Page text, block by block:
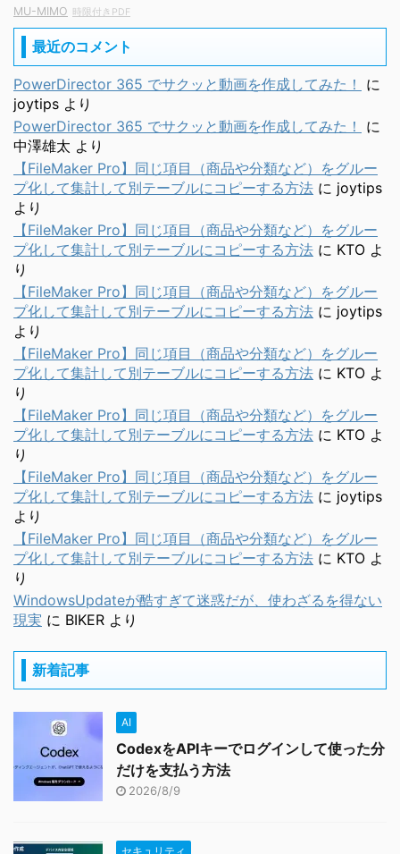
MU-MIMO 時限付きPDF
最近のコメント
PowerDirector 365 でサクッと動画を作成してみた！
に
joytips より
PowerDirector 365 でサクッと動画を作成してみた！
に
中澤雄太 より
【FileMaker Pro】同じ項目（商品や分類など）をグルー
プ化して集計して別テーブルにコピーする方法 に joytips
より
【FileMaker Pro】同じ項目（商品や分類など）をグルー
プ化して集計して別テーブルにコピーする方法 に KTO よ
り
【FileMaker Pro】同じ項目（商品や分類など）をグルー
プ化して集計して別テーブルにコピーする方法 に joytips
より
【FileMaker Pro】同じ項目（商品や分類など）をグルー
プ化して集計して別テーブルにコピーする方法 に KTO よ
り
【FileMaker Pro】同じ項目（商品や分類など）をグルー
プ化して集計して別テーブルにコピーする方法 に KTO よ
り
【FileMaker Pro】同じ項目（商品や分類など）をグルー
プ化して集計して別テーブルにコピーする方法 に joytips
より
【FileMaker Pro】同じ項目（商品や分類など）をグルー
プ化して集計して別テーブルにコピーする方法 に KTO よ
り
WindowsUpdateが酷すぎて迷惑だが、使わざるを得ない
現実 に BIKER より
新着記事
AI
CodexをAPIキーでログインして使った分
だけを支払う方法
2026/8/9
セキュリティ